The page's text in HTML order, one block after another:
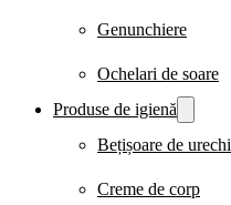
Genunchiere
Ochelari de soare
Produse de igienă
Bețișoare de urechi
Creme de corp